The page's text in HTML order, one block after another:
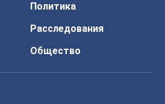
Политика
Расследования
Общество